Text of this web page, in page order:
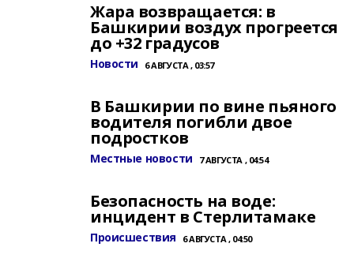
Жара возвращается: в
Башкирии воздух прогреется
до +32 градусов
Новости 6 АВГУСТА , 03:57
В Башкирии по вине пьяного
водителя погибли двое
подростков
Местные новости 7 АВГУСТА , 04:54
Безопасность на воде:
инцидент в Стерлитамаке
Происшествия 6 АВГУСТА , 04:50